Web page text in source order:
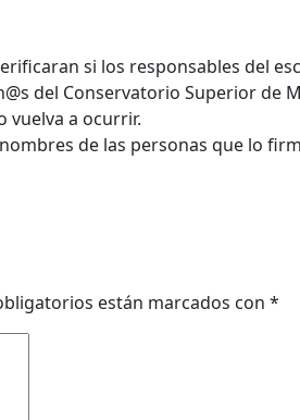
si los responsables del
del Conservatorio Superior de
vuelva a ocurrir.
de las personas que lo
están marcados con *